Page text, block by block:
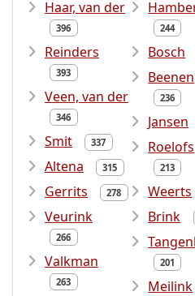
Haar, van der
396
Reinders
393
Veen, van der
346
Smit 337
Altena 315
Gerrits 278
Veurink
266
Valkman
263
244
Bosch
Beenen
236
Jansen
Roelofs
213
Weerts
Brink
201
Meilink